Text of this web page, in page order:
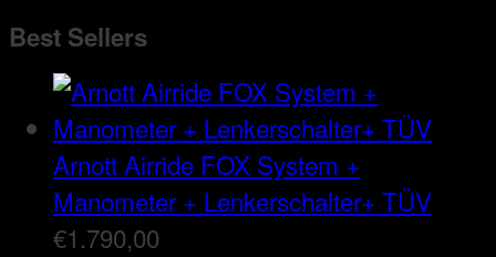
Best Sellers
Arnott Airride FOX System +
Manometer + Lenkerschalter+ TÜV
€1.790,00